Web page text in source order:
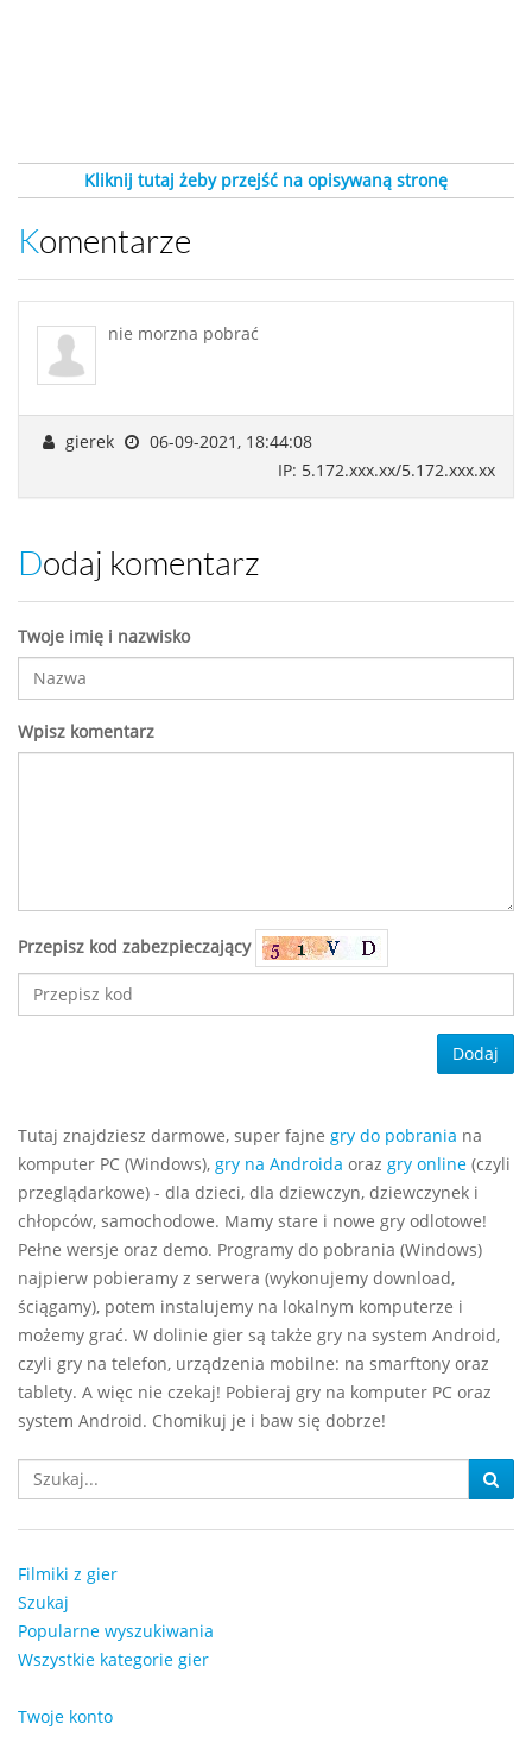
Kliknij tutaj żeby przejść na opisywaną stronę
Komentarze
nie morzna pobrać
gierek
06-09-2021, 18:44:08
IP: 5.172.xxx.xx/5.172.xxx.xx
Dodaj komentarz
Twoje imię i nazwisko
Wpisz komentarz
Przepisz kod zabezpieczający
Dodaj
Tutaj znajdziesz darmowe, super fajne gry do pobrania na
komputer PC (Windows), gry na Androida oraz gry online (czyli
przeglądarkowe) - dla dzieci, dla dziewczyn, dziewczynek i
chłopców, samochodowe. Mamy stare i nowe gry odlotowe!
Pełne wersje oraz demo. Programy do pobrania (Windows)
najpierw pobieramy z serwera (wykonujemy download,
ściągamy), potem instalujemy na lokalnym komputerze i
możemy grać. W dolinie gier są także gry na system Android,
czyli gry na telefon, urządzenia mobilne: na smarftony oraz
tablety. A więc nie czekaj! Pobieraj gry na komputer PC oraz
system Android. Chomikuj je i baw się dobrze!
Filmiki z gier
Szukaj
Popularne wyszukiwania
Wszystkie kategorie gier
Twoje konto